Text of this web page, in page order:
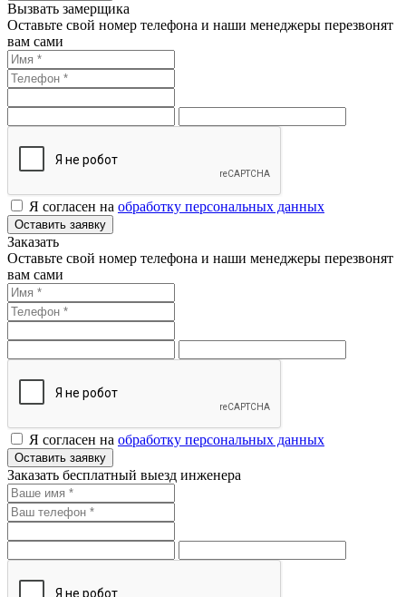
Вызвать замерщика
Оставьте свой номер телефона и наши менеджеры перезвонят
вам сами
Я согласен на обработку персональных данных
Оставить заявку
Заказать
Оставьте свой номер телефона и наши менеджеры перезвонят
вам сами
Я согласен на обработку персональных данных
Оставить заявку
Заказать бесплатный выезд инженера